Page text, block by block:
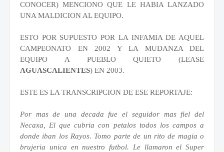
CONOCER) MENCIONO QUE LE HABIA LANZADO
UNA MALDICION AL EQUIPO.
ESTO POR SUPUESTO POR LA INFAMIA DE AQUEL
CAMPEONATO EN 2002 Y LA MUDANZA DEL
EQUIPO A PUEBLO QUIETO (LEASE
AGUASCALIENTES) EN 2003.
ESTE ES LA TRANSCRIPCION DE ESE REPORTAJE:
Por mas de una decada fue el seguidor mas fiel del
Necaxa, El que cubria con petalos todos los campos a
donde iban los Rayos. Tomo parte de un rito de magia o
brujeria unica en nuestro futbol. Le llamaron el Super